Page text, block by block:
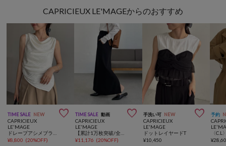
CAPRICIEUX LE'MAGEからのおすすめ
TIME SALE NEW 
CAPRICIEUX
LE'MAGE
¥8,800 (20%OFF)
TIME SALE 動画 
CAPRICIEUX
LE'MAGE
¥11,176 (20%OFF)
手洗い可 NEW 
CAPRICIEUX
LE'MAGE
ドットレイヤードT
¥10,450
予約
¥